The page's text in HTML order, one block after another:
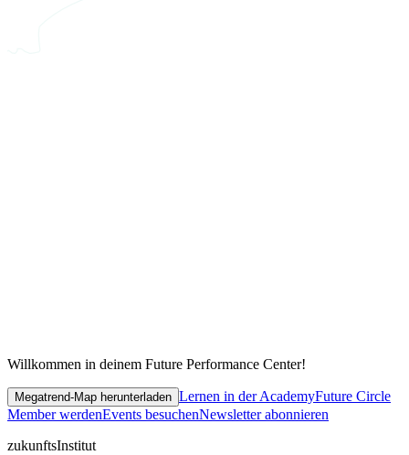
Willkommen in deinem Future Performance Center!
Megatrend-Map herunterladen Lernen in der AcademyFuture Circle
Member werdenEvents besuchenNewsletter abonnieren
zukunftsInstitut